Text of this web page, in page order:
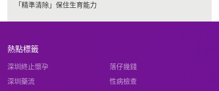
「精準清除」保住生育能力
熱點標籤
深圳終止懷孕
落仔幾錢
深圳藥流
性病檢查